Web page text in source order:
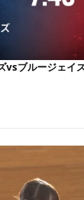
vsブルージェイ